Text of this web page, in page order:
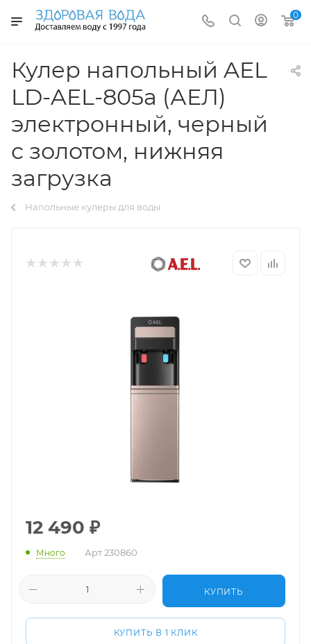
0
Кулер напольный AEL
LD-AEL-805a (АЕЛ)
электронный, черный
с золотом, нижняя
загрузка
Напольные кулеры для воды
12 490 ₽
Много Арт230860
КУПИТЬ
КУПИТЬ В 1 КЛИК